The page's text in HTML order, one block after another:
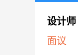
设计师
面议